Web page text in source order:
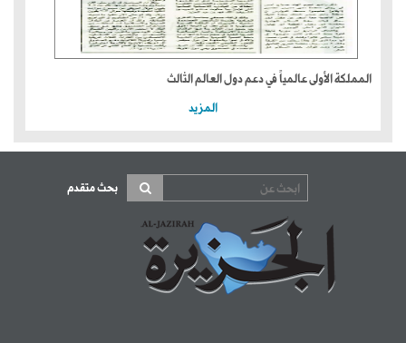
المملكة الأولى عالمياً في دعم دول العالم الثالث
المزيد
بحث متقدم